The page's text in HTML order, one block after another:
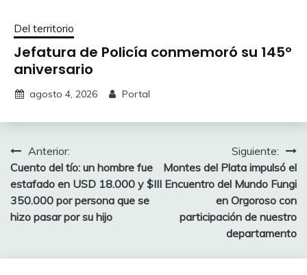
Del territorio
Jefatura de Policía conmemoró su 145º
aniversario
agosto 4, 2026 Portal
Navegación
de
entradas
Anterior:
Cuento del tío: un hombre fue
estafado en USD 18.000 y $
350.000 por persona que se
hizo pasar por su hijo
Siguiente:
Montes del Plata impulsó el
III Encuentro del Mundo Fungi
en Orgoroso con
participación de nuestro
departamento